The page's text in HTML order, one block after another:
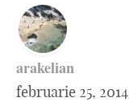
arakelian
februarie 25, 2014